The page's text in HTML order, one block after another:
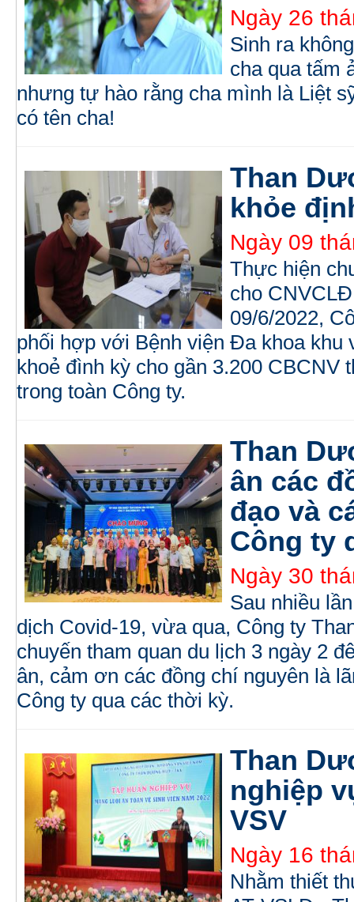
Ngày 26
Sinh ra
cha qua tấm
nhưng tự hào rằng cha mình là Liệt
có tên cha!
Than
khỏe
Ngày 09
Thực hiện
cho
09/6/2022,
phối hợp với Bệnh viện Đa khoa
khoẻ đình kỳ cho gần 3.200 CBCNV
trong toàn Công ty.
Than
ân các
đạo và
Công ty
Ngày 30
Sau nhiều
dịch Covid-19, vừa qua, Công ty
chuyến tham quan du lịch 3 ngày 2
ân, cảm ơn các đồng chí nguyên là
Công ty qua các thời kỳ.
Than
nghiệp
VSV
Ngày 16
Nhằm thiết